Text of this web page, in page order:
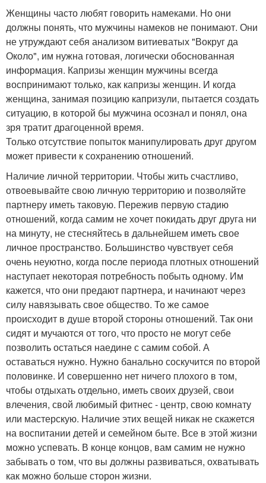
Женщины часто любят говорить намеками. Но они
должны понять, что мужчины намеков не понимают. Они
не утруждают себя анализом витиеватых "Вокруг да
Около", им нужна готовая, логически обоснованная
информация. Капризы женщин мужчины всегда
воспринимают только, как капризы женщин. И когда
женщина, занимая позицию капризули, пытается создать
ситуацию, в которой бы мужчина осознал и понял, она
зря тратит драгоценной время.
Только отсутствие попыток манипулировать друг другом
может привести к сохранению отношений.
Наличие личной территории. Чтобы жить счастливо,
отвоевывайте свою личную территорию и позволяйте
партнеру иметь таковую. Пережив первую стадию
отношений, когда самим не хочет покидать друг друга ни
на минуту, не стесняйтесь в дальнейшем иметь свое
личное пространство. Большинство чувствует себя
очень неуютно, когда после периода плотных отношений
наступает некоторая потребность побыть одному. Им
кажется, что они предают партнера, и начинают через
силу навязывать свое общество. То же самое
происходит в душе второй стороны отношений. Так они
сидят и мучаются от того, что просто не могут себе
позволить остаться наедине с самим собой. А
оставаться нужно. Нужно банально соскучится по второй
половинке. И совершенно нет ничего плохого в том,
чтобы отдыхать отдельно, иметь своих друзей, свои
влечения, свой любимый фитнес - центр, свою комнату
или мастерскую. Наличие этих вещей никак не скажется
на воспитании детей и семейном быте. Все в этой жизни
можно успевать. В конце концов, вам самим не нужно
забывать о том, что вы должны развиваться, охватывать
как можно больше сторон жизни.